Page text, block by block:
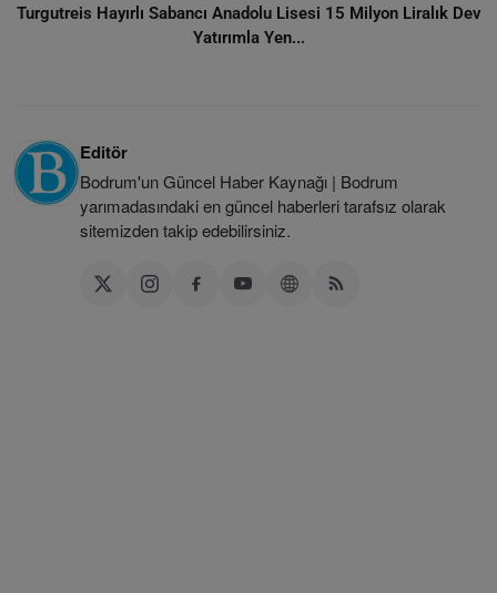
Turgutreis Hayırlı Sabancı Anadolu Lisesi 15 Milyon Liralık Dev
Yatırımla Yen...
Editör
Bodrum'un Güncel Haber Kaynağı | Bodrum
yarımadasındaki en güncel haberleri tarafsız olarak
sitemizden takip edebilirsiniz.